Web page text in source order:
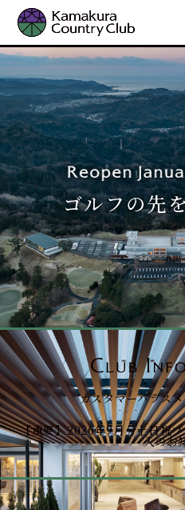
ゴルフの先
カスタマーハラス
【重要】2026年9月分土日祝
入のお